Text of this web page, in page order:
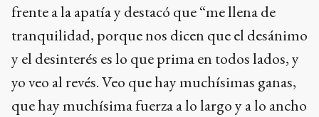
frente a la apatía y destacó que “me llena de
tranquilidad, porque nos dicen que el desánimo
y el desinterés es lo que prima en todos lados, y
yo veo al revés. Veo que hay muchísimas ganas,
que hay muchísima fuerza a lo largo y a lo ancho